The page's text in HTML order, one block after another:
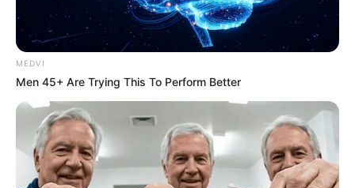
MEDVI
Men 45+ Are Trying This To Perform Better